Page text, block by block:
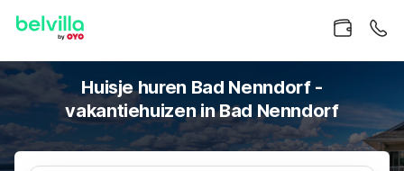
Huisje huren Bad Nenndorf -
vakantiehuizen in Bad Nenndorf